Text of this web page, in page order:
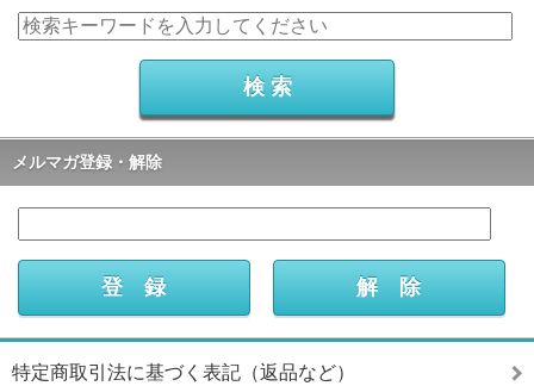
メルマガ登録・解除
特定商取引法に基づく表記（返品など）